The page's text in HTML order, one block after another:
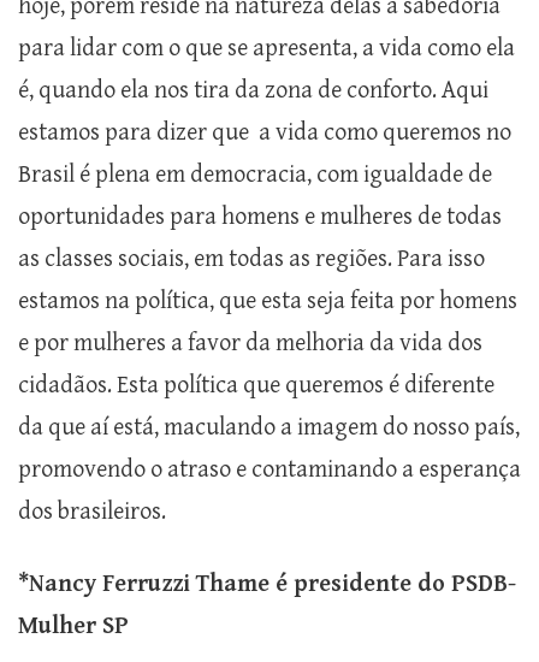
hoje, porém reside na natureza delas a sabedoria
para lidar com o que se apresenta, a vida como ela
é, quando ela nos tira da zona de conforto. Aqui
estamos para dizer que a vida como queremos no
Brasil é plena em democracia, com igualdade de
oportunidades para homens e mulheres de todas
as classes sociais, em todas as regiões. Para isso
estamos na política, que esta seja feita por homens
e por mulheres a favor da melhoria da vida dos
cidadãos. Esta política que queremos é diferente
da que aí está, maculando a imagem do nosso país,
promovendo o atraso e contaminando a esperança
dos brasileiros.
*Nancy Ferruzzi Thame é presidente do PSDB-
Mulher SP